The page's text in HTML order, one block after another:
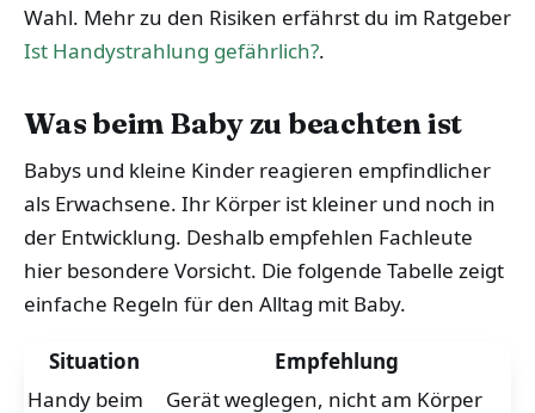
Wahl. Mehr zu den Risiken erfährst du im Ratgeber
Ist Handystrahlung gefährlich?.
Was beim Baby zu beachten ist
Babys und kleine Kinder reagieren empfindlicher
als Erwachsene. Ihr Körper ist kleiner und noch in
der Entwicklung. Deshalb empfehlen Fachleute
hier besondere Vorsicht. Die folgende Tabelle zeigt
einfache Regeln für den Alltag mit Baby.
Situation
Empfehlung
Handy beim
Gerät weglegen, nicht am Körper